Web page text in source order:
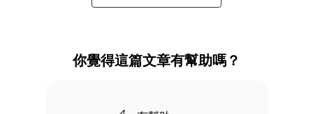
你覺得這篇文章有幫助嗎？